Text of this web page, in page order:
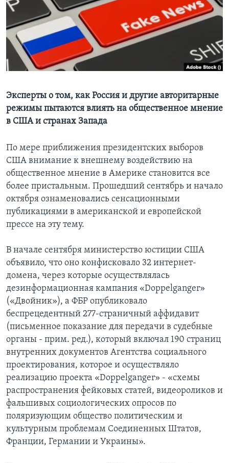
Learning English
СОЦИАЛЬНЫЕ СЕТИ
Языки
Эксперты о том, как Россия и другие авторитарные
режимы пытаются влиять на общественное мнение
в США и странах Запада
По мере приближения президентских выборов
США внимание к внешнему воздействию на
общественное мнение в Америке становится все
более пристальным. Прошедший сентябрь и начало
октября ознаменовались сенсационными
публикациями в американской и европейской
прессе на эту тему.
В начале сентября министерство юстиции США
объявило, что оно конфисковало 32 интернет-
домена, через которые осуществлялась
дезинформационная кампания «Doppelganger»
(«Двойник»), а ФБР опубликовало
беспрецедентный 277-страничный аффидавит
(письменное показание для передачи в судебные
органы - прим. ред.), который включал 190 страниц
внутренних документов Агентства социального
проектирования, которое и осуществляло
реализацию проекта «Doppelganger» - «схемы
распространения фейковых статей, видеороликов и
фальшивых социологических опросов по
поляризующим общество политическим и
культурным проблемам Соединенных Штатов,
Франции, Германии и Украины».